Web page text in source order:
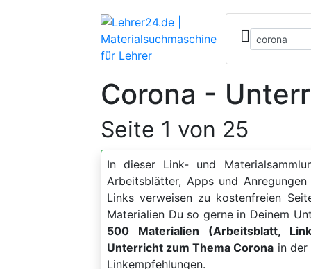
Corona -
Seite 1 von 25
In dieser Link- und
Arbeitsblätter, Apps und
Links verweisen zu kostenfreien
Materialien Du so gerne in Deinem
500 Materialien (Arbeitsblatt,
Unterricht zum Thema Corona in der
Linkempfehlungen.